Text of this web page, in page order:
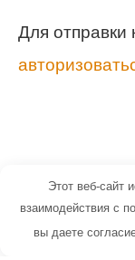
Для
© 2026
детей и их
Этот веб-сайт
взаимодействия с
вы даете